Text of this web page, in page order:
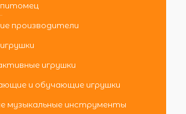
производители
игрушки
и обучающие игрушки
музыкальные инструменты